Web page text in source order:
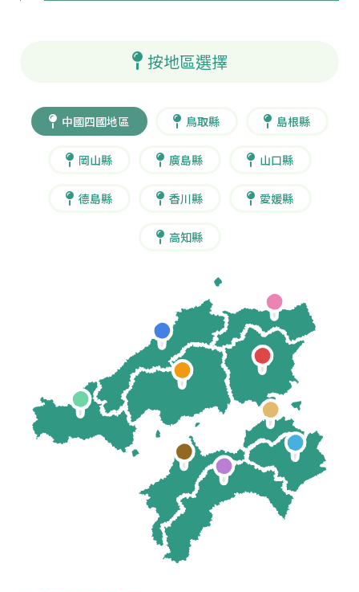
按地區選擇
中國四國地區 鳥取縣 島根縣
岡山縣 廣島縣 山口縣
德島縣 香川縣 愛媛縣
高知縣